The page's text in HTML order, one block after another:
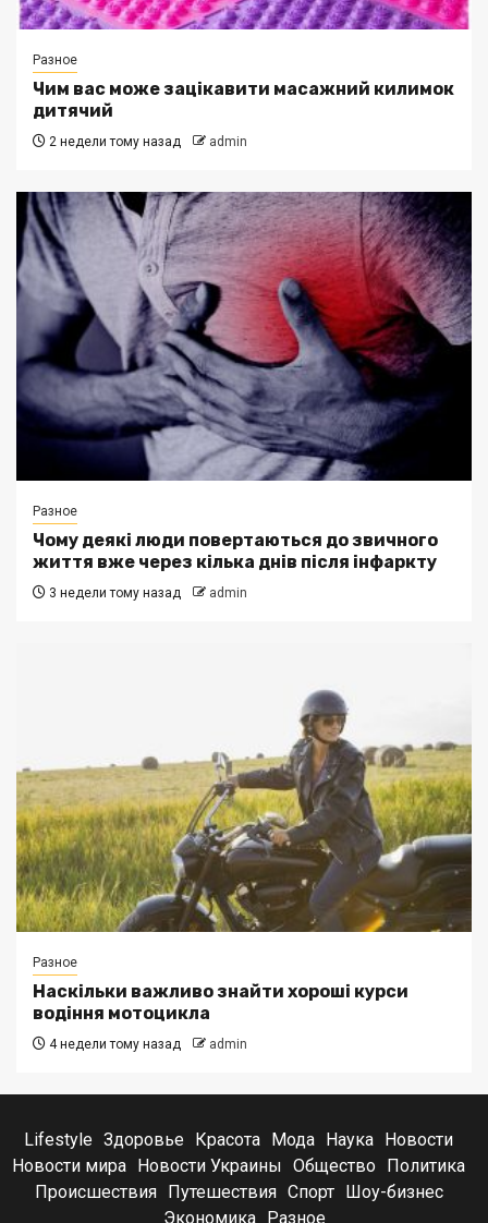
Разное
Чим вас може зацікавити масажний килимок
дитячий
2 недели тому назад admin
Разное
Чому деякі люди повертаються до звичного
життя вже через кілька днів після інфаркту
3 недели тому назад admin
Разное
Наскільки важливо знайти хороші курси
водіння мотоцикла
4 недели тому назад admin
Lifestyle Здоровье Красота Мода Наука Новости
Новости мира Новости Украины Общество Политика
Происшествия
Путешествия Спорт
Шоу-бизнес
Экономика
Разное